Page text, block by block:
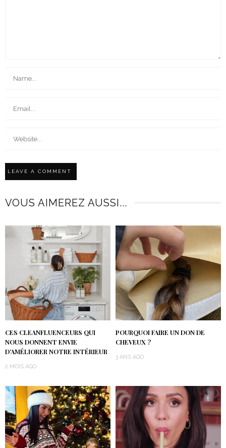
VOUS AIMEREZ AUSSI...
CES CLEANFLUENCEURS QUI
NOUS DONNENT ENVIE
D’AMÉLIORER NOTRE INTÉRIEUR
2 MOIS AGO
POURQUOI FAIRE UN DON DE
CHEVEUX ?
3 ANS AGO